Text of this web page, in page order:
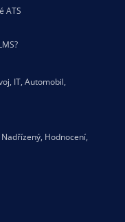
ATS
, IT, Automobil,
Nadřízený, Hodnocení,